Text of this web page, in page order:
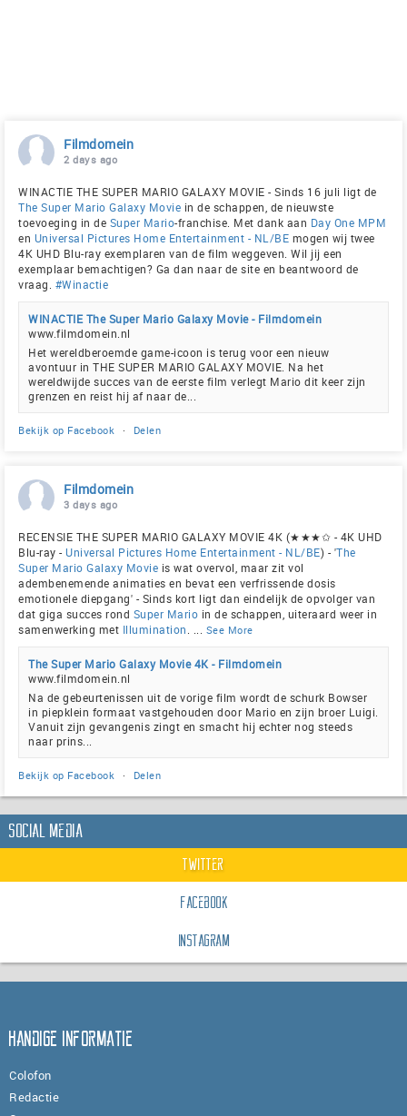
Filmdomein
2 days ago
WINACTIE THE SUPER MARIO GALAXY MOVIE - Sinds 16 juli ligt de
The Super Mario Galaxy Movie in de schappen, de nieuwste
toevoeging in de Super Mario-franchise. Met dank aan Day One MPM
en Universal Pictures Home Entertainment - NL/BE mogen wij twee
4K UHD Blu-ray exemplaren van de film weggeven. Wil jij een
exemplaar bemachtigen? Ga dan naar de site en beantwoord de
vraag. #Winactie
WINACTIE The Super Mario Galaxy Movie - Filmdomein
www.filmdomein.nl
Het wereldberoemde game-icoon is terug voor een nieuw
avontuur in THE SUPER MARIO GALAXY MOVIE. Na het
wereldwijde succes van de eerste film verlegt Mario dit keer zijn
grenzen en reist hij af naar de...
Bekijk op Facebook · Delen
Filmdomein
3 days ago
RECENSIE THE SUPER MARIO GALAXY MOVIE 4K (★★★✩ - 4K UHD
Blu-ray - Universal Pictures Home Entertainment - NL/BE) - 'The
Super Mario Galaxy Movie is wat overvol, maar zit vol
adembenemende animaties en bevat een verfrissende dosis
emotionele diepgang' - Sinds kort ligt dan eindelijk de opvolger van
dat giga succes rond Super Mario in de schappen, uiteraard weer in
samenwerking met Illumination See More
The Super Mario Galaxy Movie 4K - Filmdomein
www.filmdomein.nl
Na de gebeurtenissen uit de vorige film wordt de schurk Bowser
in piepklein formaat vastgehouden door Mario en zijn broer Luigi.
Vanuit zijn gevangenis zingt en smacht hij echter nog steeds
naar prins...
Bekijk op Facebook · Delen
Social Media
Twitter
Facebook
Instagram
Handige informatie
Colofon
Redactie